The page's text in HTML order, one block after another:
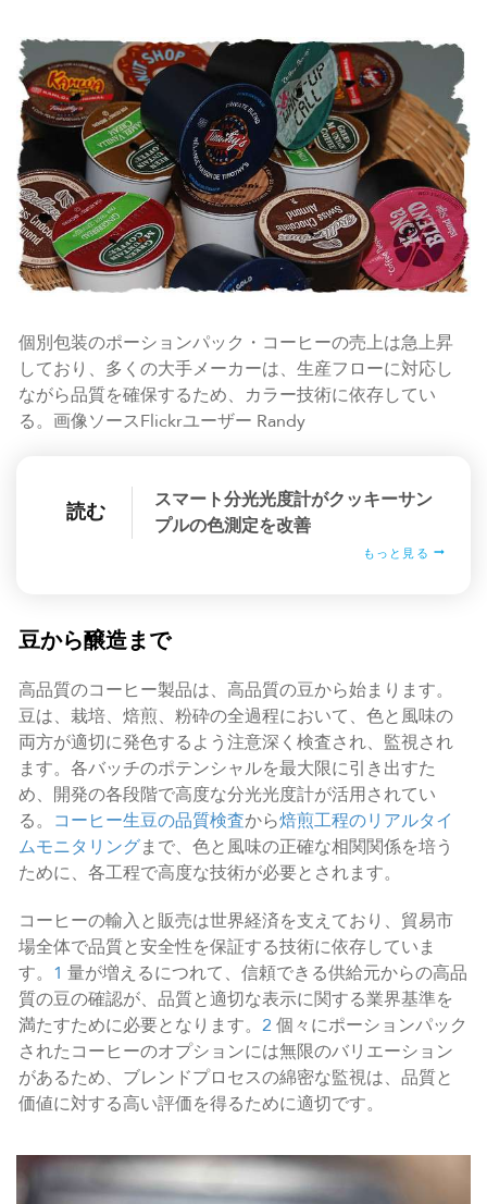
個別包装のポーションパック・コーヒーの売上は急上昇
しており、多くの大手メーカーは、生産フローに対応し
ながら品質を確保するため、カラー技術に依存してい
る。画像ソースFlickrユーザー Randy
読む
スマート分光光度計がクッキーサン
プルの色測定を改善
もっと見る
豆から醸造まで
高品質のコーヒー製品は、高品質の豆から始まります。
豆は、栽培、焙煎、粉砕の全過程において、色と風味の
両方が適切に発色するよう注意深く検査され、監視され
ます。各バッチのポテンシャルを最大限に引き出すた
め、開発の各段階で高度な分光光度計が活用されてい
る。 コーヒー生豆の品質検査から焙煎工程のリアルタイ
ムモニタリングまで、色と風味の正確な相関関係を培う
ために、各工程で高度な技術が必要とされます。
コーヒーの輸入と販売は世界経済を支えており、貿易市
場全体で品質と安全性を保証する技術に依存していま
す。 1 量が増えるにつれて、信頼できる供給元からの高品
質の豆の確認が、品質と適切な表示に関する業界基準を
満たすために必要となります。 2 個々にポーションパック
されたコーヒーのオプションには無限のバリエーション
があるため、ブレンドプロセスの綿密な監視は、品質と
価値に対する高い評価を得るために適切です。